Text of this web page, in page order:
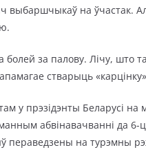
выбаршчыкаў на ўчастак.
болей за палову. Лічу, што
стварыць
у прэзідэнты Беларусі
абвінавачванні да 6-
пераведзены на турэмны